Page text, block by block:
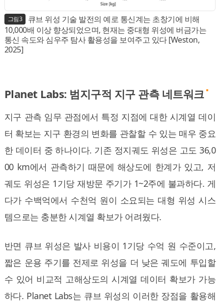
그림3
큐브 위성 기술 발전의 예로 통신계는 초창기에 비해
10,000배 이상 향상되었으며, 현재는 중대형 위성에 버금가는
통신 속도와 심우주 탐사 활용성을 보여주고 있다 [Weston,
2025]
Planet Labs: 범지구적 지구 관측 네트워크
지구 관측 임무 관점에서 특정 지점에 대한 시계열 데이
터 확보는 지구 환경의 변화를 관찰할 수 있는 매우 중요
한 데이터 중 하나이다. 기존 정지궤도 위성은 고도 36,0
00 km에서 관측하기 때문에 해상도에 한계가 있고, 저
궤도 위성은 1기당 재방문 주기가 1~2주에 불과하다. 게
다가 수백억에서 수천억 원이 소요되는 대형 위성 시스
템으로는 충분한 시계열 확보가 어려웠다.
반면 큐브 위성은 발사 비용이 1기당 수억 원 수준이고,
짧은 운용 주기를 전제로 위성을 더 낮은 궤도에 투입할
수 있어 비교적 고해상도의 시계열 데이터 확보가 가능
하다. Planet Labs는 큐브 위성의 이러한 장점을 활용해